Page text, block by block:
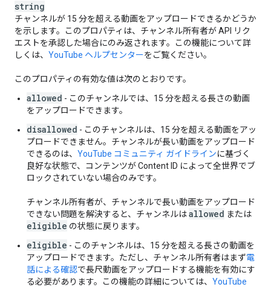
string
チャンネルが 15 分を超える動画をアップロードできるかどうか
を示します。このプロパティは、チャンネル所有者が API リク
エストを承認した場合にのみ返されます。この機能について詳
しくは、 YouTube ヘルプセンターをご覧ください。
このプロパティの有効な値は次のとおりです。
allowed - このチャンネルでは、15 分を超える長さの動画
をアップロードできます。
disallowed - このチャンネルは、15 分を超える動画をアッ
プロードできません。チャンネルが長い動画をアップロード
できるのは、 YouTube コミュニティ ガイドラインに基づく
良好な状態で、コンテンツが Content ID によって全世界でブ
ロックされていない場合のみです。
チャンネル所有者が、チャンネルで長い動画をアップロード
できない問題を解決すると、チャンネルはallowed または
eligible の状態に戻ります。
eligible - このチャンネルは、15 分を超える長さの動画を
アップロードできます。ただし、チャンネル所有者はまず電
話による確認で長尺動画をアップロードする機能を有効にす
る必要があります。この機能の詳細については、 YouTube